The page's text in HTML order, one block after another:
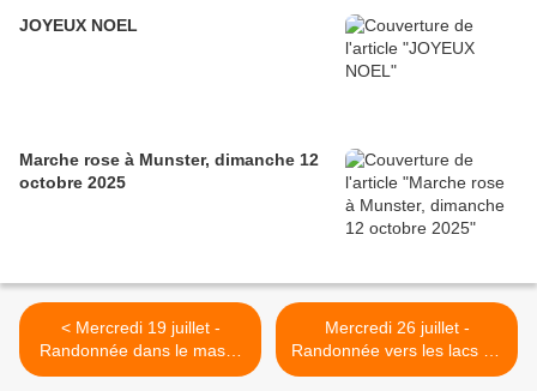
JOYEUX NOEL
Marche rose à Munster, dimanche 12
octobre 2025
< Mercredi 19 juillet -
Randonnée dans le massif
du Kandel
Mercredi 26 juillet -
Randonnée vers les lacs de
Retournemer et Longemer